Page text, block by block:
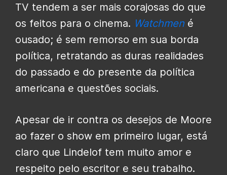
TV tendem a ser mais corajosas do que
os feitos para o cinema. Watchmen é
ousado; é sem remorso em sua borda
política, retratando as duras realidades
do passado e do presente da política
americana e questões sociais.
Apesar de ir contra os desejos de Moore
ao fazer o show em primeiro lugar, está
claro que Lindelof tem muito amor e
respeito pelo escritor e seu trabalho.